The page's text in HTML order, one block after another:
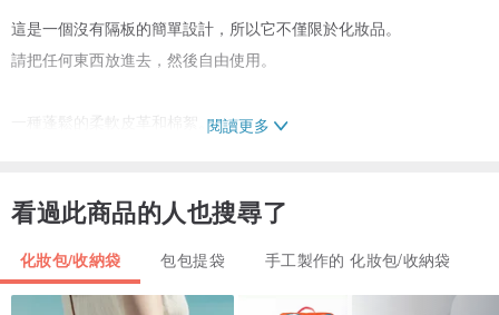
這是一個沒有隔板的簡單設計，所以它不僅限於化妝品。
請把任何東西放進去，然後自由使用。
一種蓬鬆的柔軟皮革和棉絮。
請從專用頁面訂購其他顏色。
閱讀更多
看過此商品的人也搜尋了
化妝包/收納袋 包包提袋 手工製作的 化妝包/收納袋